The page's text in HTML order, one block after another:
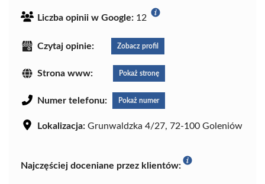
Liczba opinii w Google: 12
Czytaj opinie: Zobacz profil
Strona www: Pokaż stronę
Numer telefonu: Pokaż numer
Lokalizacja: Grunwaldzka 4/27, 72-100 Goleniów
Najczęściej doceniane przez klientów: